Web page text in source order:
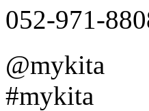
052-971-
@mykita
#mykita